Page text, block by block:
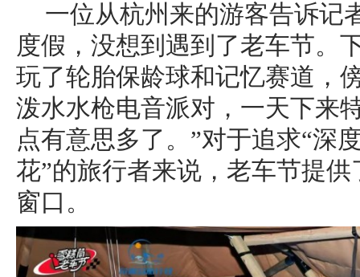
一位从杭州来的游客告诉记
度假，没想到遇到了老车节。
玩了轮胎保龄球和记忆赛道，
泼水水枪电音派对，一天下来
点有意思多了。”对于追求“深
花”的旅行者来说，老车节提
窗口。